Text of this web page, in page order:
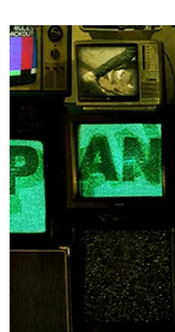
Pagina externă
Pagina externă
Vezi pagina artistului